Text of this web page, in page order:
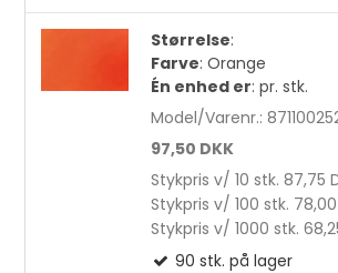
Kantvoks - Hooco Wax 130 g
stk.
39,75 DKK
Størrelse:
Farve: Orange
Én enhed er: pr. stk.
Model/Varenr.:
97,50 DKK
Stykpris v/ 10 stk. 87,75
Stykpris v/ 100 stk. 78,00
Stykpris v/ 1000 stk.
90 stk. på lager